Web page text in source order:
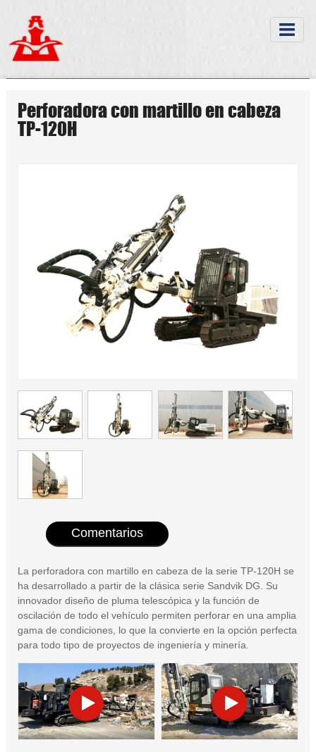
Perforadora con martillo en cabeza
TP-120H
Comentarios
La perforadora con martillo en cabeza de la serie TP-120H se
ha desarrollado a partir de la clásica serie Sandvik DG. Su
innovador diseño de pluma telescópica y la función de
oscilación de todo el vehículo permiten perforar en una amplia
gama de condiciones, lo que la convierte en la opción perfecta
para todo tipo de proyectos de ingeniería y minería.